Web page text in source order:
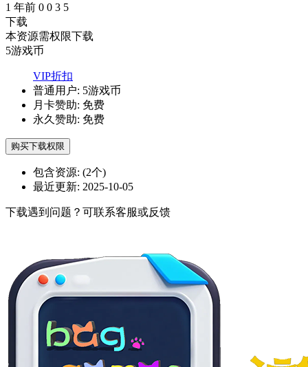
1 年前 0 0 3 5
下载
本资源需权限下载
5游戏币
VIP折扣
普通用户: 5游戏币
月卡赞助: 免费
永久赞助: 免费
购买下载权限
包含资源: (2个)
最近更新: 2025-10-05
下载遇到问题？可联系客服或反馈